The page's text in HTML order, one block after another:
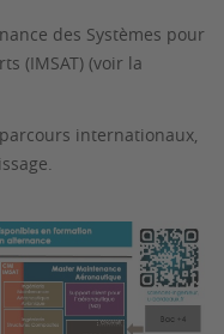
des Systèmes pour
(IMSAT) (voir la
internationaux,